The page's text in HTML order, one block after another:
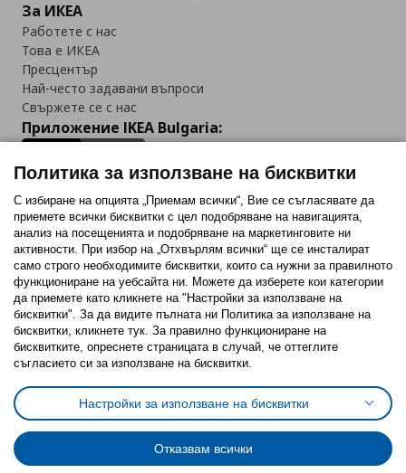
За ИКЕА
Работете с нас
Това е ИКЕА
Пресцентър
Най-често задавани въпроси
Свържете се с нас
Приложение IKEA Bulgaria:
Последвайте ни:
FacebookTwitterYoutubePinterestInstagram
Политика за използване на бисквитки (Cookies)
Избор на настройки за използване на бисквитки
Условия за ползване на ikea.bgОбща политика за личните данни
Политика за защита на личните данни на ikea.bg
Общи условия на програма IKEA Family
Политика за защита на лични данни на програма IKEA Family
Политика за използване на бисквитки
С избиране на опцията „Приемам всички“, Вие се съгласявате да
приемете всички бисквитки с цел подобряване на навигацията,
анализ на посещенията и подобряване на маркетинговите ни
активности. При избор на „Отхвърлям всички“ ще се инсталират
само строго необходимитe бисквитки, които са нужни за правилното
функциониране на уебсайта ни. Можете да изберете кои категории
да приемете като кликнете на "Настройки за използване на
бисквитки". За да видите пълната ни Политика за използване на
бисквитки, кликнете тук. За правилно функциониране на
бисквитките, опреснете страницата в случай, че оттеглите
съгласието си за използване на бисквитки.
Настройки за използване на бисквитки
Отказвам всички